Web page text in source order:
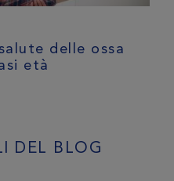
delle ossa
età
DEL BLOG